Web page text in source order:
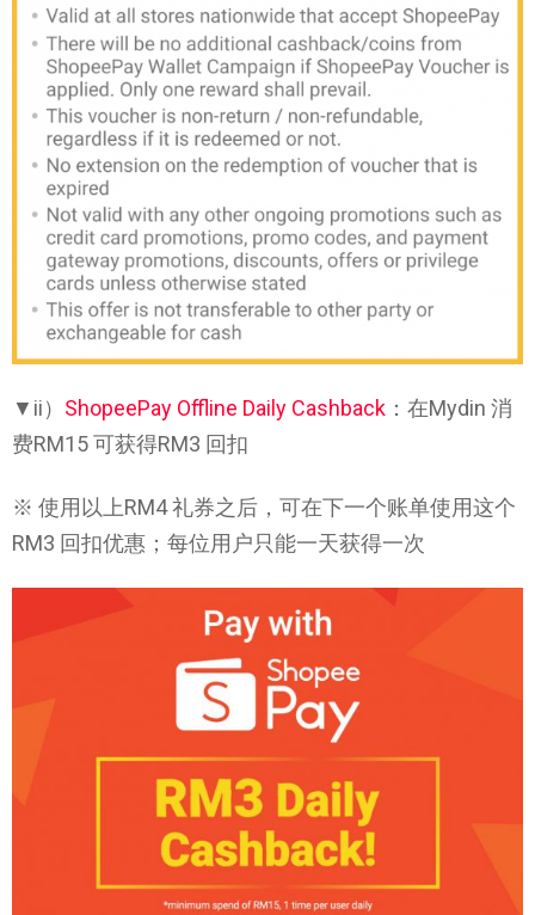
▼ii） ShopeePay Offline Daily Cashback ：在Mydin 消
费RM15 可获得RM3 回扣
※ 使用以上RM4 礼券之后，可在下一个账单使用这个
RM3 回扣优惠；每位用户只能一天获得一次